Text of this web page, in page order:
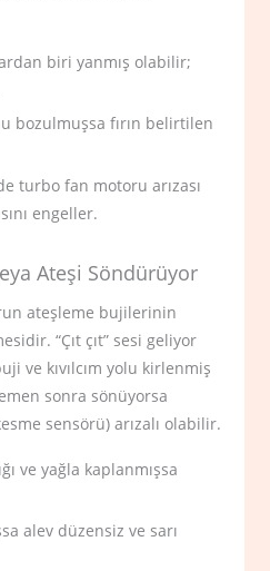
biri yanmış olabilir;
bozulmuşsa fırın belirtilen
turbo fan motoru arızası
engeller.
Ateşi Söndürüyor
ateşleme bujilerinin
“Çıt çıt” sesi geliyor
ve kıvılcım yolu kirlenmiş
sonra sönüyorsa
sensörü) arızalı olabilir.
ve yağla kaplanmışsa
alev düzensiz ve sarı